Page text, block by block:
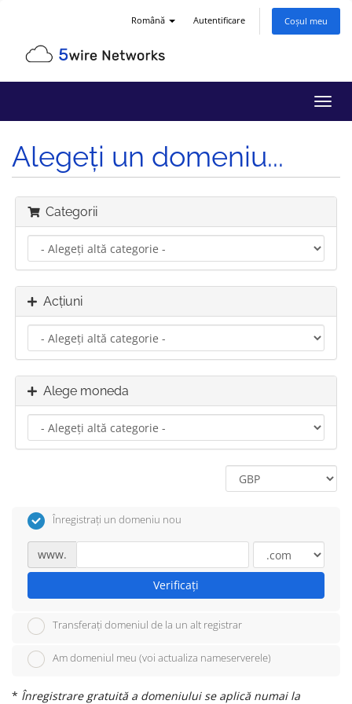
Română Autentificare Coșul meu
Alegeți un domeniu...
Categorii
Acțiuni
Alege moneda
Înregistrați un domeniu nou
www.
Verificați
Transferați domeniul de la un alt registrar
Am domeniul meu (voi actualiza nameserverele)
* Înregistrare gratuită a domeniului se aplică numai la